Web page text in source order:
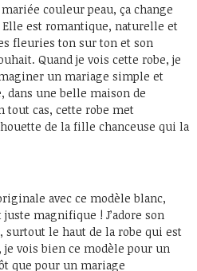
couleur peau, ça change
Elle est romantique, naturelle et
fleuries ton sur ton et son
Quand je vois cette robe, je
un mariage simple et
une belle maison de
tout cas, cette robe met
de la fille chanceuse qui la
avec ce modèle blanc,
magnifique ! J’adore son
surtout le haut de la robe qui est
vois bien ce modèle pour un
que pour un mariage